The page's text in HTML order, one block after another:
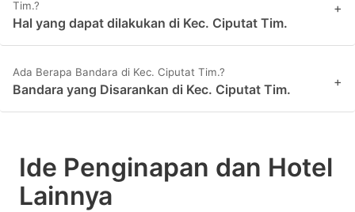
Tim.?
Hal yang dapat dilakukan di Kec. Ciputat Tim.
+
Ada Berapa Bandara di Kec. Ciputat Tim.?
Bandara yang Disarankan di Kec. Ciputat Tim. +
Ide Penginapan dan Hotel
Lainnya